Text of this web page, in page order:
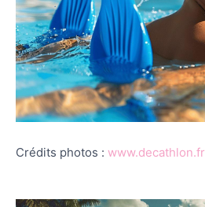
Crédits photos : www.decathlon.fr